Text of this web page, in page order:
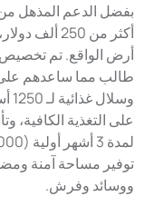
بفضل الدعم المذهل
أكثر من
طالب مما ساعدهم على
توفير مساحة آمنة
ووسائد وفرش.